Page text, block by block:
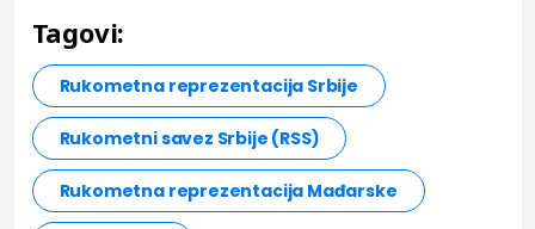
Tagovi:
Rukometna reprezentacija Srbije
Rukometni savez Srbije (RSS)
Rukometna reprezentacija Mađarske